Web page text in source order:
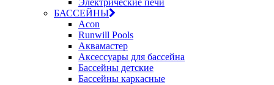
Электрические печи
БАССЕЙНЫ
Acon
Runwill Pools
Аквамастер
Аксессуары для бассейна
Бассейны детские
Бассейны каркасные